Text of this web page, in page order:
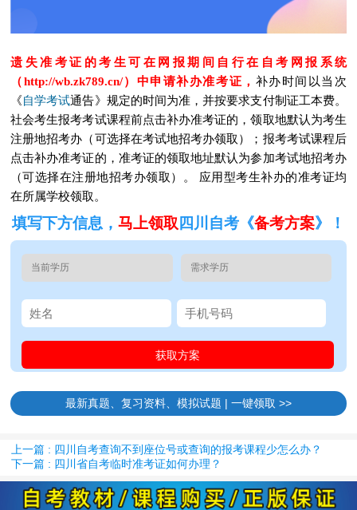
遗失准考证的考生可在网报期间自行在自考网报系统
（http://wb.zk789.cn/）中申请补办准考证， 补办时间以当次
《自学考试通告》规定的时间为准，并按要求支付制证工本费。
社会考生报考考试课程前点击补办准考证的，领取地默认为考生
注册地招考办（可选择在考试地招考办领取）；报考考试课程后
点击补办准考证的，准考证的领取地址默认为参加考试地招考办
（可选择在注册地招考办领取）。 应用型考生补办的准考证均
在所属学校领取。
填写下方信息， 马上领取 四川自考《备考方案》！
最新真题、复习资料、模拟试题 | 一键领取 >>
上一篇 : 四川自考查询不到座位号或查询的报考课程少怎么办？
下一篇 : 四川省自考临时准考证如何办理？